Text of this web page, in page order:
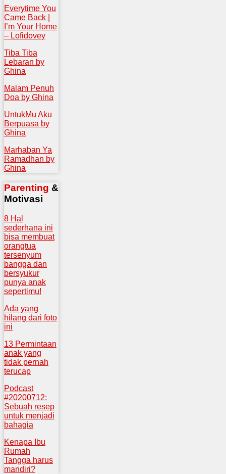
Everytime You
Came Back |
I’m Your Home
– Lofidovey
Tiba Tiba
Lebaran by
Ghina
Malam Penuh
Doa by Ghina
UntukMu Aku
Berpuasa by
Ghina
Marhaban Ya
Ramadhan by
Ghina
Parenting &
Motivasi
8 Hal
sederhana ini
bisa membuat
orangtua
tersenyum
bangga dan
bersyukur
punya anak
sepertimu!
Ada yang
hilang dari foto
ini
13 Permintaan
anak yang
tidak pernah
terucap
Podcast
#20200712:
Sebuah resep
untuk menjadi
bahagia
Kenapa Ibu
Rumah
Tangga harus
mandiri?